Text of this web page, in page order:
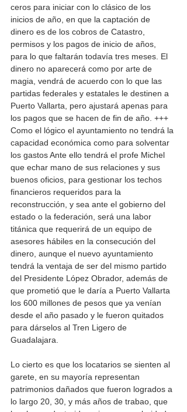
ceros para iniciar con lo clásico de los
inicios de año, en que la captación de
dinero es de los cobros de Catastro,
permisos y los pagos de inicio de años,
para lo que faltarán todavía tres meses. El
dinero no aparecerá como por arte de
magia, vendrá de acuerdo con lo que las
partidas federales y estatales le destinen a
Puerto Vallarta, pero ajustará apenas para
los pagos que se hacen de fin de año. +++
Como el lógico el ayuntamiento no tendrá la
capacidad económica como para solventar
los gastos Ante ello tendrá el profe Michel
que echar mano de sus relaciones y sus
buenos oficios, para gestionar los techos
financieros requeridos para la
reconstrucción, y sea ante el gobierno del
estado o la federación, será una labor
titánica que requerirá de un equipo de
asesores hábiles en la consecución del
dinero, aunque el nuevo ayuntamiento
tendrá la ventaja de ser del mismo partido
del Presidente López Obrador, además de
que prometió que le daría a Puerto Vallarta
los 600 millones de pesos que ya venían
desde el año pasado y le fueron quitados
para dárselos al Tren Ligero de
Guadalajara.
Lo cierto es que los locatarios se sienten al
garete, en su mayoría representan
patrimonios dañados que fueron logrados a
lo largo 20, 30, y más años de trabao, que